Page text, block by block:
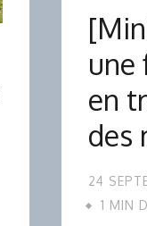
une
en
des
24
1 MIN